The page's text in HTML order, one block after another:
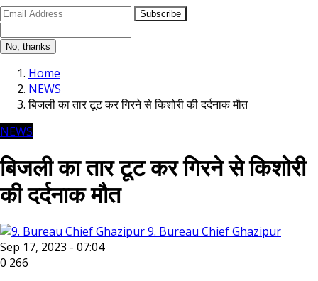
Subscribe
No, thanks
Home
NEWS
बिजली का तार टूट कर गिरने से किशोरी की दर्दनाक मौत
NEWS
बिजली का तार टूट कर गिरने से किशोरी
की दर्दनाक मौत
9. Bureau Chief Ghazipur
Sep 17, 2023 - 07:04
0 266